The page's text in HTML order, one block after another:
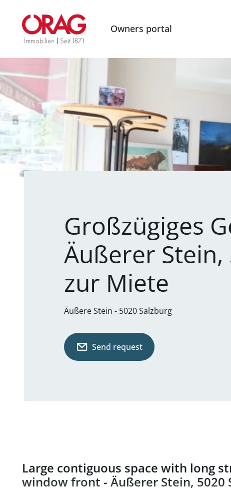
Owners portal
Großzügiges
Äußerer Stein,
zur Miete
Äußere Stein - 5020 Salzburg
Send request
Large contiguous space with long
window front - Äußerer Stein, 5020